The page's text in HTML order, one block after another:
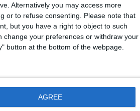
Alternatively you may access more
or to refuse consenting.
Please note that
but you have a right to object to such
change your preferences or withdraw your
button at the bottom of the webpage.
AGREE
Toutes les
Nantes,